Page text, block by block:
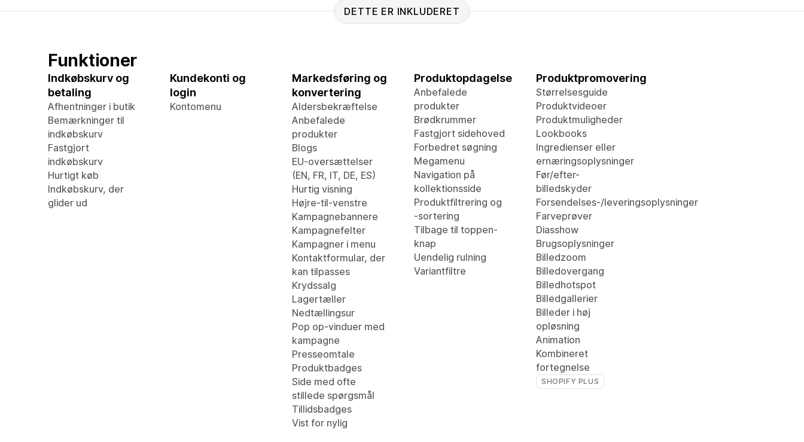
DETTE ER INKLUDERET
Funktioner
Indkøbskurv og
betaling
Afhentninger i butik
Bemærkninger til
indkøbskurv
Fastgjort
indkøbskurv
Hurtigt køb
Indkøbskurv, der
glider ud
Kundekonti og
login
Kontomenu
Markedsføring og
konvertering
Aldersbekræftelse
Anbefalede
produkter
Blogs
EU-oversættelser
(EN, FR, IT, DE, ES)
Hurtig visning
Højre-til-venstre
Kampagnebannere
Kampagnefelter
Kampagner i menu
Kontaktformular, der
kan tilpasses
Krydssalg
Lagertæller
Nedtællingsur
Pop op-vinduer med
kampagne
Presseomtale
Produktbadges
Side med ofte
stillede spørgsmål
Tillidsbadges
Vist for nylig
Produktopdagelse
Anbefalede
produkter
Brødkrummer
Fastgjort sidehoved
Forbedret søgning
Megamenu
Navigation på
kollektionsside
Produktfiltrering og
-sortering
Tilbage til toppen-
knap
Uendelig rulning
Variantfiltre
Produktpromovering
Størrelsesguide
Produktvideoer
Produktmuligheder
Lookbooks
Ingredienser eller
ernæringsoplysninger
Før/efter-
billedskyder
Forsendelses-/leveringsoplysninger
Farveprøver
Diasshow
Brugsoplysninger
Billedzoom
Billedovergang
Billedhotspot
Billedgallerier
Billeder i høj
opløsning
Animation
Kombineret
fortegnelse
SHOPIFY PLUS